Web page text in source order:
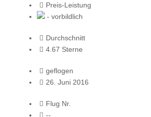
Preis-Leistung
- vorbildlich
Durchschnitt
4.67 Sterne
geflogen
26. Juni 2016
Flug Nr.
--